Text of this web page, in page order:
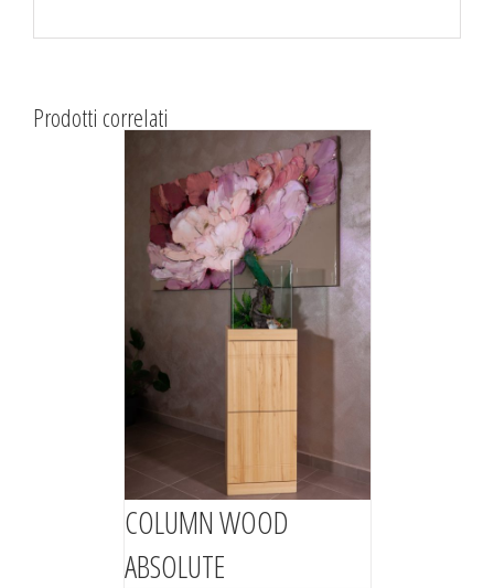
Prodotti correlati
COLUMN WOOD
ABSOLUTE